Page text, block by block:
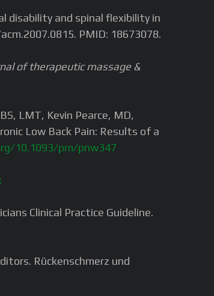
disability and spinal flexibility in
PMID: 18673078.
of therapeutic massage &
LMT, Kevin Pearce, MD,
Low Back Pain: Results of a
10.1093/pm/pnw347
Clinical Practice Guideline.
Rückenschmerz und